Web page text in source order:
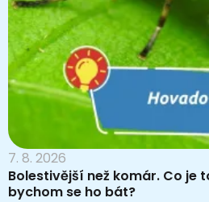
7. 8. 2026
Bolestivější než komár. Co je
bychom se ho bát?